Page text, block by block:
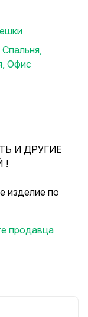
Спальня,
, Офис
И ДРУГИЕ
!
изделие по
(диаметр 2-
заказ
продавца